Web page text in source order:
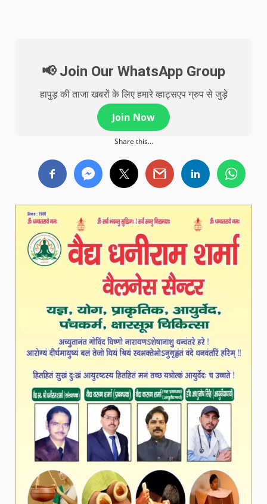
📢 Join Our WhatsApp Group
हापुड़ की ताजा खबरों के लिए हमारे व्हाट्सएप ग्रुप से जुड़े
Join Now
Share this...